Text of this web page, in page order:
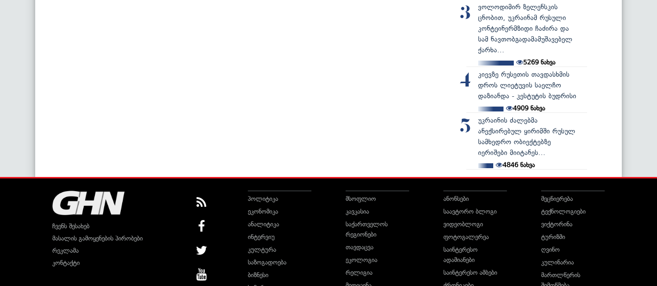
3
ვოლოდიმირ ზელენსკის
ცნობით, უკრაინამ რუსული
კონტეინერმზიდი ჩაძირა და
სამ ნავთობგადამამუშავებელ
ქარხა...
5269ნახვა
4
კიევზე რუსეთის თავდასხმის
დროს ლიეტუვის საელჩო
დაზიანდა - კესტუტის ბუდრისი
4909ნახვა
5
უკრაინის ძალებმა
ანექსირებულ ყირიმში რუსულ
სამხედრო ობიექტებზე
იერიშები მიიტანეს...
4846ნახვა
ჩვენს შესახებ
მასალის გამოყენების პირობები
რეკლამა
კონტაქტი
პოლიტიკა
ეკონომიკა
ანალიტიკა
ინტერვიუ
კულტურა
საზოგადოება
ბიზნესი
მსოფლიო
კავკასია
საქართველოს
რეგიონები
თავდაცვა
ეკოლოგია
რელიგია
ანონსები
საავტორო ბლოგი
ვიდეობლოგი
ფოტოგალერეა
საინტერესო
ადამიანები
საინტერესო ამბები
მეცნიერება
ტექნოლოგიები
ვიქტორინა
ტურიზმი
ღვინო
კულინარია
მართლწერის